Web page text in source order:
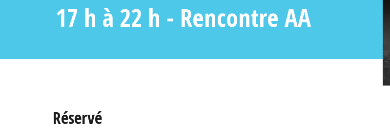
17 h à 22 h - Rencontre AA
Réservé